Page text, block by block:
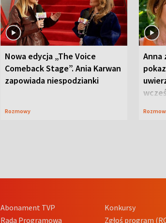
Nowa edycja „The Voice
Comeback Stage”. Ania Karwan
zapowiada niespodzianki
Rozmowy
Anna
Abonament TVP
Rada Programowa
Konkursy
Zgłoś program